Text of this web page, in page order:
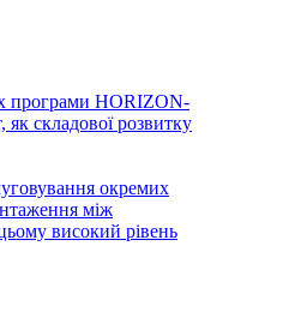
програми HORIZON-
складової розвитку
окремих
між
високий рівень